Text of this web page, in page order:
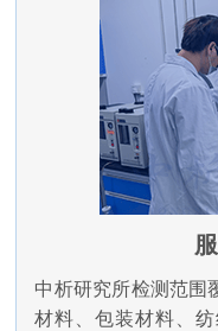
中析研究所检测范围
材料、包装材料、